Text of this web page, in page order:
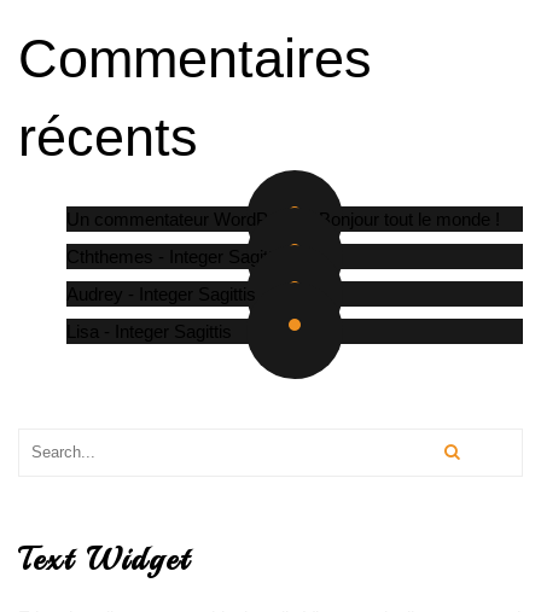
Commentaires
récents
Un commentateur WordPress
Bonjour tout le monde !
Cththemes - Integer Sagittis
Audrey - Integer Sagittis
Lisa - Integer Sagittis
Text Widget